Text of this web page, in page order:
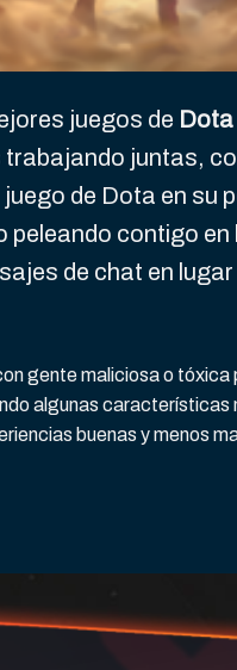
juegos de Dota
trabajando juntas,
de Dota en su
contigo en
de chat en
gente maliciosa o tóxica
algunas
buenas y menos